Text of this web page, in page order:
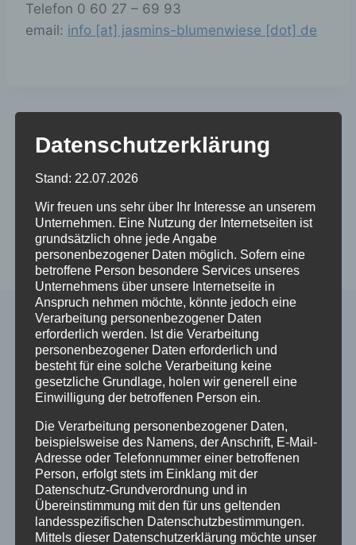
Telefon 0 60 27 – 69 93
email: info [at] jasmins-blumenwiese [dot] de
Beitragsnavigation
Möbel-Roos
Kleinostheim erstrahlt
in der
Ähnliche Beiträge
Datenschutzerklärung
Stand: 22.07.2026
Wir freuen uns sehr über Ihr Interesse an unserem
Unternehmen. Eine Nutzung der Internetseiten ist
grundsätzlich ohne jede Angabe
personenbezogener Daten möglich. Sofern eine
betroffene Person besondere Services unseres
Unternehmens über unsere Internetseite in
Anspruch nehmen möchte, könnte jedoch eine
Verarbeitung personenbezogener Daten
erforderlich werden. Ist die Verarbeitung
personenbezogener Daten erforderlich und
besteht für eine solche Verarbeitung keine
gesetzliche Grundlage, holen wir generell eine
Einwilligung der betroffenen Person ein.
Die Verarbeitung personenbezogener Daten,
beispielsweise des Namens, der Anschrift, E-Mail-
Adresse oder Telefonnummer einer betroffenen
Person, erfolgt stets im Einklang mit der
Datenschutz-Grundverordnung und in
Übereinstimmung mit den für uns geltenden
landesspezifischen Datenschutzbestimmungen.
Mittels dieser Datenschutzerklärung möchte unser